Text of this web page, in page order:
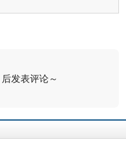
后发表评论～